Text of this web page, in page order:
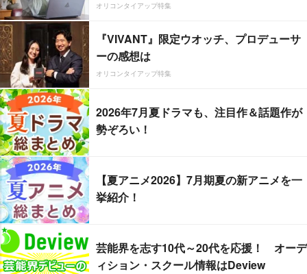
オリコンタイアップ特集
『VIVANT』限定ウオッチ、プロデューサ
ーの感想は
オリコンタイアップ特集
2026年7月夏ドラマも、注目作＆話題作が
勢ぞろい！
【夏アニメ2026】7月期夏の新アニメを一
挙紹介！
芸能界を志す10代～20代を応援！ オーデ
ィション・スクール情報はDeview